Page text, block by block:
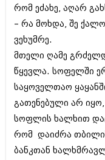
ნოემბერი
ოქტომბერი
აგვისტო
ივლისი 2013
ივნისი 2013
მაისი 2013
აპრილი 2013
მარტი 2013
თებერვალი
იანვარი
დეკემბერი
ნოემბერი
რომ ეძახე, აღარ
– რა მოხდა, შე
ვეხუმრე.
მთელი ღამე
წყევლა. სოფელში
საყოველთაო
გათენებული არ
სოფლის ხალხით
რომ დაიძრა
ბანკთან